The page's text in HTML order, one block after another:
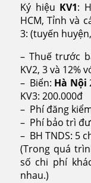
Ký hiệu KV1:
HCM, Tỉnh và
3: (tuyến
– Thuế trước
KV2, 3 và 12%
– Biển: Hà Nội
KV3: 200.000đ
– Phí đăng
– Phí bảo trì
– BH TNDS: 5
(Trong quá
số chi phí
nhau.)